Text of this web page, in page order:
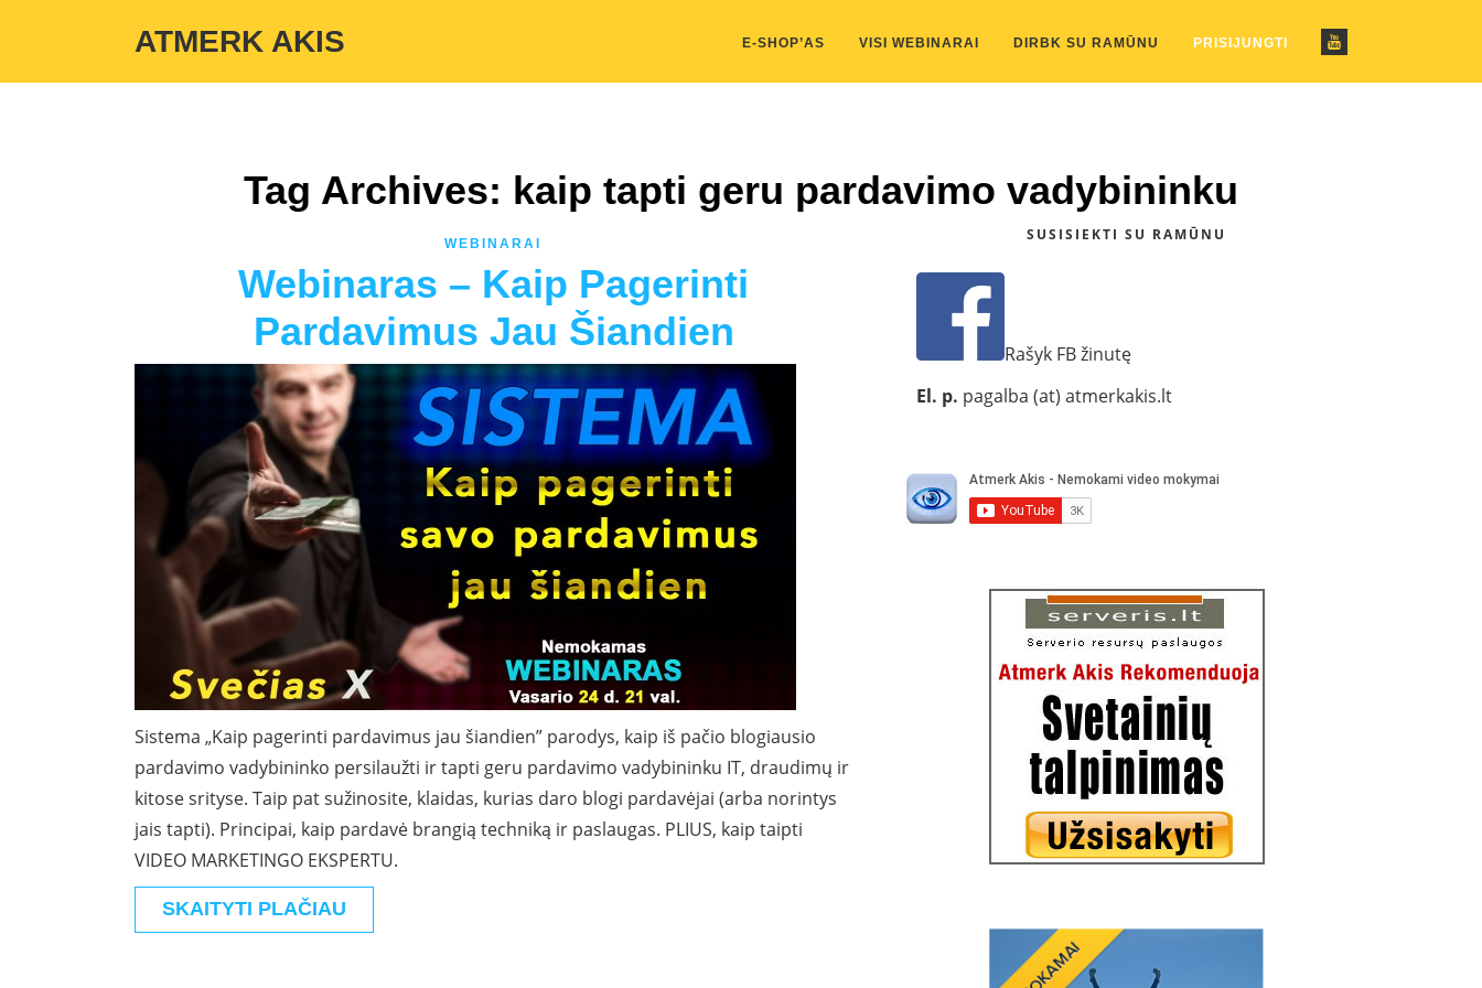
ATMERK AKIS E-SHOP’AS VISI WEBINARAI DIRBK SU RAMŪNU PRISIJUNGTI
Tag Archives: kaip tapti geru pardavimo vadybininku
WEBINARAI
Webinaras – Kaip Pagerinti
Pardavimus Jau Šiandien
Sistema „Kaip pagerinti pardavimus jau šiandien” parodys, kaip iš pačio blogiausio
pardavimo vadybininko persilaužti ir tapti geru pardavimo vadybininku IT, draudimų ir
kitose srityse. Taip pat sužinosite, klaidas, kurias daro blogi pardavėjai (arba norintys
jais tapti). Principai, kaip pardavė brangią techniką ir paslaugas. PLIUS, kaip taipti
VIDEO MARKETINGO EKSPERTU.
SKAITYTI PLAČIAU
SUSISIEKTI SU RAMŪNU
Rašyk FB žinutę
El. p. pagalba (at) atmerkakis.lt